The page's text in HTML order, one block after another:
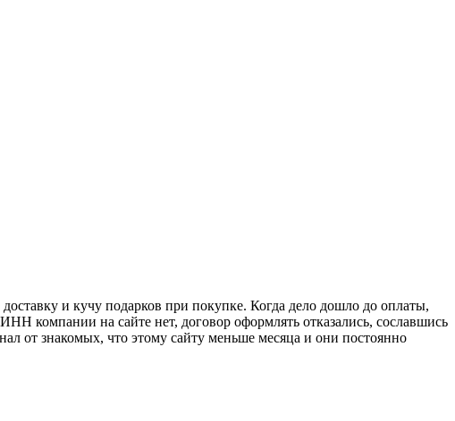
и кучу подарков при покупке. Когда дело дошло до оплаты,
компании на сайте нет, договор оформлять отказались, сославшись
от знакомых, что этому сайту меньше месяца и они постоянно